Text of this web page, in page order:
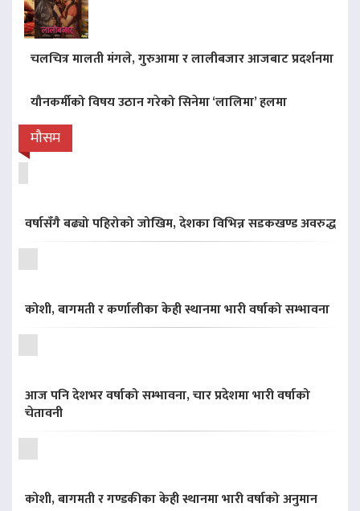
चलचित्र मालती मंगले, गुरुआमा र लालीबजार आजबाट प्रदर्शनमा
यौनकर्मीको विषय उठान गरेको सिनेमा ‘लालिमा’ हलमा
मौसम
वर्षासँगै बढ्यो पहिरोको जोखिम, देशका विभिन्न सडकखण्ड अवरुद्ध
कोशी, बागमती र कर्णालीका केही स्थानमा भारी वर्षाको सम्भावना
आज पनि देशभर वर्षाको सम्भावना, चार प्रदेशमा भारी वर्षाको
चेतावनी
कोशी, बागमती र गण्डकीका केही स्थानमा भारी वर्षाको अनुमान